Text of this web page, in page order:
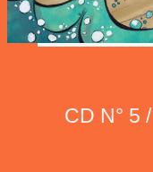
CD N° 5